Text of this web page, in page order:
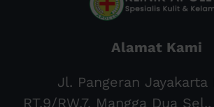
Alamat Kami
Jl. Pangeran Jayakarta
RT.9/RW.7, Mangga Dua